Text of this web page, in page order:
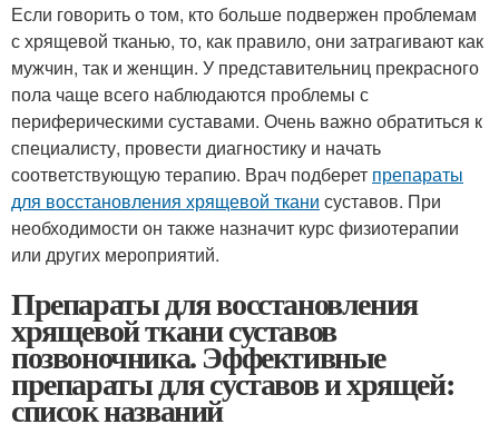
Если говорить о том, кто больше подвержен проблемам
с хрящевой тканью, то, как правило, они затрагивают как
мужчин, так и женщин. У представительниц прекрасного
пола чаще всего наблюдаются проблемы с
периферическими суставами. Очень важно обратиться к
специалисту, провести диагностику и начать
соответствующую терапию. Врач подберет препараты
для восстановления хрящевой ткани суставов. При
необходимости он также назначит курс физиотерапии
или других мероприятий.
Препараты для восстановления
хрящевой ткани суставов
позвоночника. Эффективные
препараты для суставов и хрящей:
список названий